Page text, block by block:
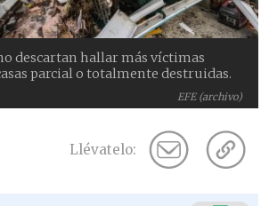
EFE (archivo)
descartan hallar más víctimas
parcial o totalmente destruidas.
Llévatelo: